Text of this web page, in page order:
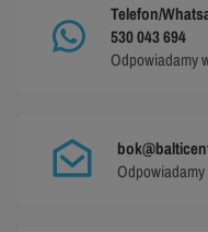
Telefon/
530 043 694
Odpowiadamy